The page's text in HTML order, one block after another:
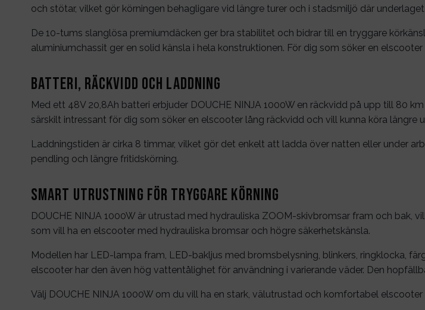
och stötar, vilket gör körningen behagligare vid längre turer och i stadsmiljö där
De 10-tums slanglösa premiumdäcken ger bra stabilitet och bidrar till en tryggare
aluminiumchassit ger en solid känsla i hela konstruktionen. För dig som söker en
Batteri, räckvidd och laddning
Med ett 48V 20,8Ah batteri erbjuder DOUCHE NINJA 1000W en räckvidd på upp till 80
särskilt intressant för dig som söker en elscooter lång räckvidd och vill kunna köra längre
Laddningstiden är cirka 8 timmar, vilket gör det enkelt att ladda över natten eller under
pendling och längre fritidskörning.
Smart utrustning för tryggare körning
DOUCHE NINJA 1000W är utrustad med hydrauliska ZOOM-skivbromsar fram och
som vill ha en elscooter med hydrauliska bromsar och högre säkerhetskänsla.
Modellen har LED-lampa fram, LED-bakljus med bromsbelysning, blinkers, ringklocka,
elscooter har den även hög vattentålighet för användning i varierande väder. Den
Välj DOUCHE NINJA 1000W om du vill ha en stark, välutrustad och komfortabel